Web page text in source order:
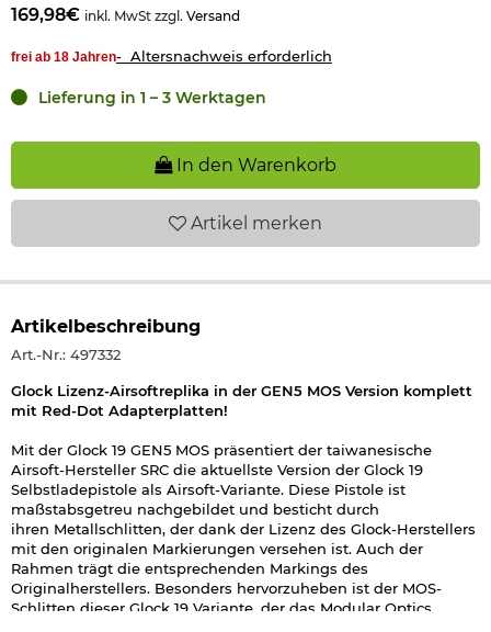
169,98€ inkl. MwSt zzgl. Versand
frei ab 18 Jahren- Altersnachweis erforderlich
Lieferung in 1 – 3 Werktagen
In den Warenkorb
Artikel merken
Artikelbeschreibung
Art.-Nr.: 497332
Glock Lizenz-Airsoftreplika in der GEN5 MOS Version komplett
mit Red-Dot Adapterplatten!
Mit der Glock 19 GEN5 MOS präsentiert der taiwanesische
Airsoft-Hersteller SRC die aktuellste Version der Glock 19
Selbstladepistole als Airsoft-Variante. Diese Pistole ist
maßstabsgetreu nachgebildet und besticht durch
ihren Metallschlitten, der dank der Lizenz des Glock-Herstellers
mit den originalen Markierungen versehen ist. Auch der
Rahmen trägt die entsprechenden Markings des
Originalherstellers. Besonders hervorzuheben ist der MOS-
Schlitten dieser Glock 19 Variante, der das Modular Optics